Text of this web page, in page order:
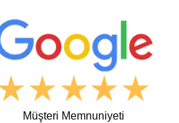
Müşteri Memnuniyeti